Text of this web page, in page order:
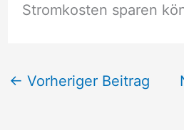
Stromkosten sparen
← Vorheriger Beitrag